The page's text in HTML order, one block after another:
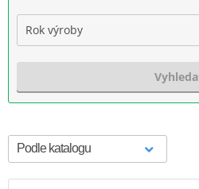
Rok výroby